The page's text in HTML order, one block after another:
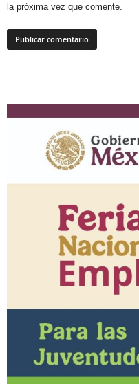
la próxima vez que comente.